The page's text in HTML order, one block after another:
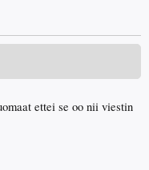
ettei se oo nii viestin